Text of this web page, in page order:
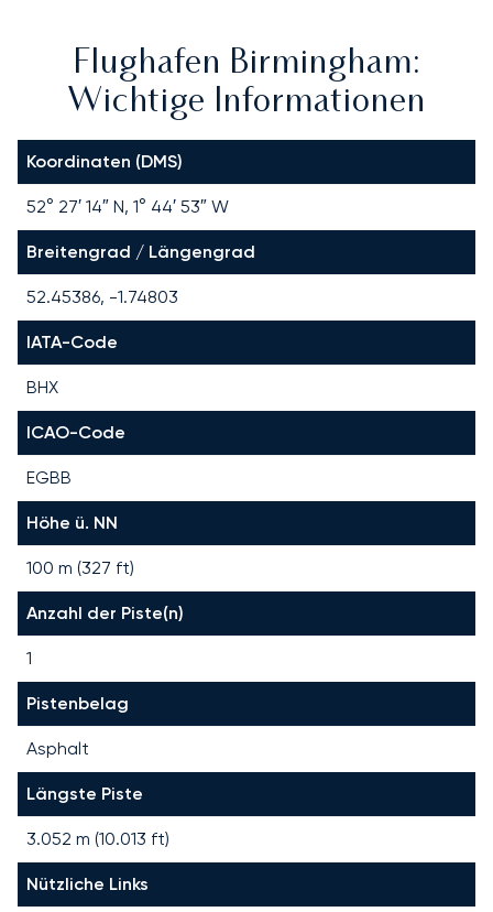
Flughafen Birmingham:
Wichtige Informationen
Koordinaten (DMS)
52° 27′ 14″ N, 1° 44′ 53″ W
Breitengrad / Längengrad
52.45386, -1.74803
IATA-Code
BHX
ICAO-Code
EGBB
Höhe ü. NN
100 m (327 ft)
Anzahl der Piste(n)
1
Pistenbelag
Asphalt
Längste Piste
3.052 m (10.013 ft)
Nützliche Links